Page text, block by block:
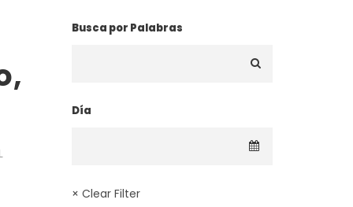
Busca por Palabras
Día
× Clear Filter